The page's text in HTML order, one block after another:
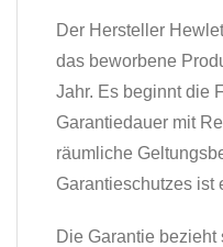
Der Hersteller
das beworbene
Jahr. Es beginnt die
Garantiedauer mit
räumliche
Garantieschutzes ist
Die Garantie